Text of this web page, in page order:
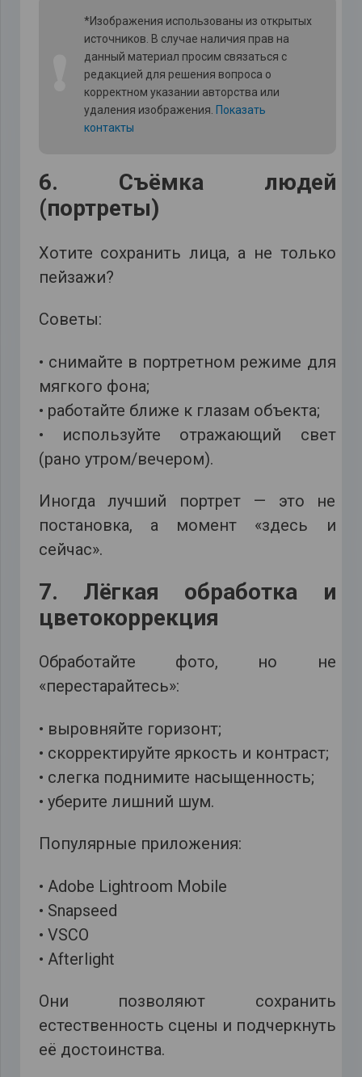
*Изображения использованы из открытых
источников. В случае наличия прав на
данный материал просим связаться с
редакцией для решения вопроса о
корректном указании авторства или
удаления изображения. Показать
контакты
6. Съёмка людей
(портреты)
Хотите сохранить лица, а не только
пейзажи?
Советы:
• снимайте в портретном режиме для
мягкого фона;
• работайте ближе к глазам объекта;
• используйте отражающий свет
(рано утром/вечером).
Иногда лучший портрет — это не
постановка, а момент «здесь и
сейчас».
7. Лёгкая обработка и
цветокоррекция
Обработайте фото, но не
«перестарайтесь»:
• выровняйте горизонт;
• скорректируйте яркость и контраст;
• слегка поднимите насыщенность;
• уберите лишний шум.
Популярные приложения:
• Adobe Lightroom Mobile
• Snapseed
• VSCO
• Afterlight
Они позволяют сохранить
естественность сцены и подчеркнуть
её достоинства.